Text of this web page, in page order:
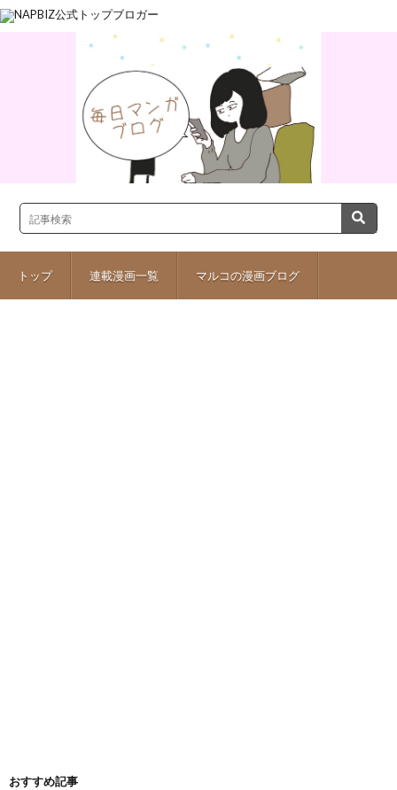
トップ 連載漫画一覧 マルコの漫画ブログ
おすすめ記事